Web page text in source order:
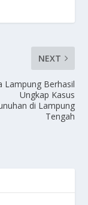
NEXT
Lampung Berhasil
Ungkap Kasus
di Lampung
Tengah